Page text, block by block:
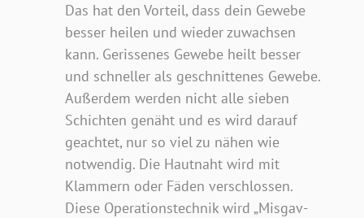
Das hat den Vorteil, dass dein Gewebe
besser heilen und wieder zuwachsen
kann. Gerissenes Gewebe heilt besser
und schneller als geschnittenes Gewebe.
Außerdem werden nicht alle sieben
Schichten genäht und es wird darauf
geachtet, nur so viel zu nähen wie
notwendig. Die Hautnaht wird mit
Klammern oder Fäden verschlossen.
Diese Operationstechnik wird „Misgav-